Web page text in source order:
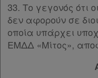
33. Το γεγονός ότι
δεν αφορούν σε
οποία υπάρχει
ΕΜΔΔ «Μίτος»,